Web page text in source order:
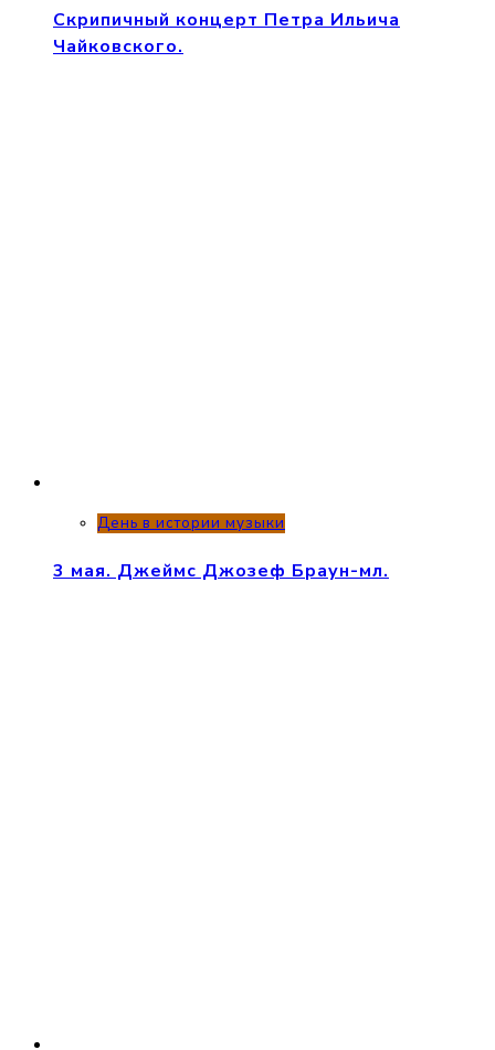
Скрипичный концерт Петра Ильича
Чайковского.
День в истории музыки
3 мая. Джеймс Джозеф Браун-мл.